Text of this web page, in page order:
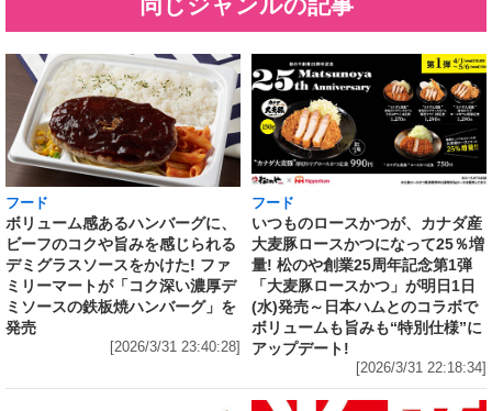
同じジャンルの記事
フード
ボリューム感あるハンバーグに、
ビーフのコクや旨みを感じられる
デミグラスソースをかけた! ファ
ミリーマートが「コク深い濃厚デ
ミソースの鉄板焼ハンバーグ」を
発売
[2026/3/31 23:40:28]
フード
いつものロースかつが、カナダ産
大麦豚ロースかつになって25％増
量! 松のや創業25周年記念第1弾
「大麦豚ロースかつ」が明日1日
(水)発売～日本ハムとのコラボで
ボリュームも旨みも“特別仕様”に
アップデート!
[2026/3/31 22:18:34]